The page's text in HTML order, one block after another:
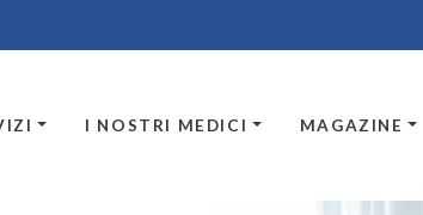
I NOSTRI MEDICI MAGAZINE